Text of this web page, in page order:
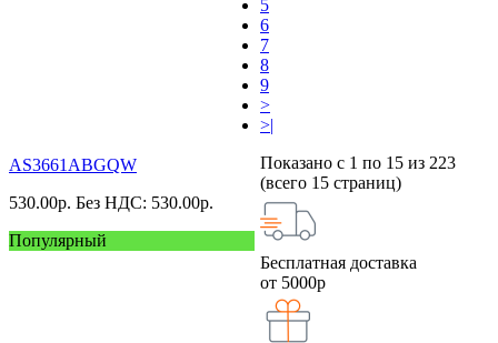
AS3661ABGQW
530.00р. Без НДС: 530.00р.
Популярный
5
6
7
8
9
>
>|
Показано с 1 по 15 из 223
(всего 15 страниц)
Бесплатная доставка
от 5000р